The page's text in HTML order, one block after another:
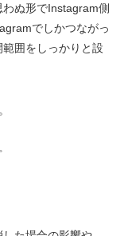
ぬ形でInstagram側
でしかつながっ
囲をしっかりと設